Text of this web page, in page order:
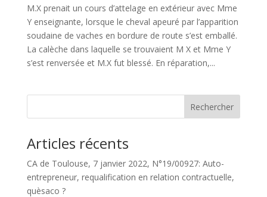
M.X prenait un cours d’attelage en extérieur avec Mme
Y enseignante, lorsque le cheval apeuré par l’apparition
soudaine de vaches en bordure de route s’est emballé.
La calèche dans laquelle se trouvaient M X et Mme Y
s’est renversée et M.X fut blessé. En réparation,...
Articles récents
CA de Toulouse, 7 janvier 2022, N°19/00927: Auto-
entrepreneur, requalification en relation contractuelle,
quèsaco ?